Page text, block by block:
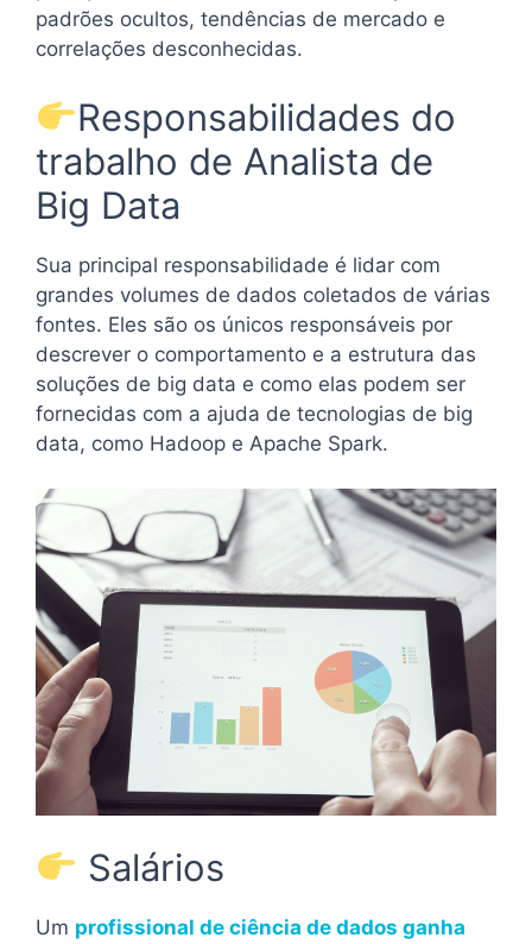
padrões ocultos, tendências de mercado e
correlações desconhecidas.
Responsabilidades do
trabalho de Analista de
Big Data
Sua principal responsabilidade é lidar com
grandes volumes de dados coletados de várias
fontes. Eles são os únicos responsáveis ​​por
descrever o comportamento e a estrutura das
soluções de big data e como elas podem ser
fornecidas com a ajuda de tecnologias de big
data, como Hadoop e Apache Spark.
Salários
Um profissional de ciência de dados ganha